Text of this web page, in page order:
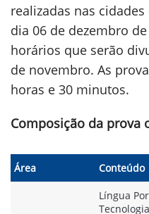
realizadas nas
dia 06 de dezembro
horários que serão
de novembro. As
horas e 30 minutos.
Composição da prova
Área Conteúdo
Língua